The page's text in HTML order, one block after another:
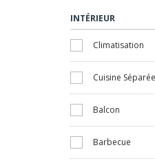
INTÉRIEUR
Climatisation
Cuisine Séparée
Balcon
Barbecue
Immobilier Luxueux